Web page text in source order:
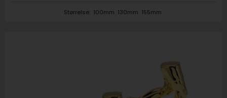
Størrelse: 100mm 130mm 155mm